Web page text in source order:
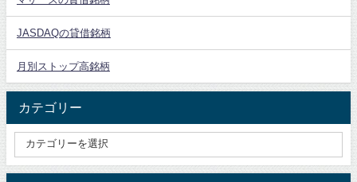
JASDAQの貸借銘柄
月別ストップ高銘柄
カテゴリー